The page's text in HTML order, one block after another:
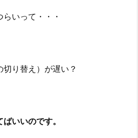
いって・・・
り替え）が遅い？
いいのです。